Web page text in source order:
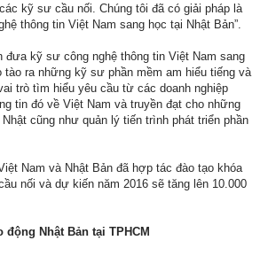
kỹ sư cầu nối. Chúng tôi đã có giải pháp là
thông tin Việt Nam sang học tại Nhật Bản”.
đưa kỹ sư công nghệ thông tin Việt Nam sang
tào ra những kỹ sư phần mềm am hiểu tiếng và
trò tìm hiểu yêu cầu từ các doanh nghiệp
tin đó về Việt Nam và truyền đạt cho những
cũng như quản lý tiến trình phát triển phần
Nam và Nhật Bản đã hợp tác đào tạo khóa
nối và dự kiến năm 2016 sẽ tăng lên 10.000
Nhật Bản tại TPHCM